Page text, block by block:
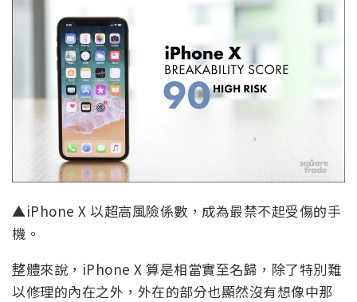
▲iPhone X 以超高風險係數，成為最禁不起受傷的手
機。
整體來說，iPhone X 算是相當實至名歸，除了特別難
以修理的內在之外，外在的部分也顯然沒有想像中那